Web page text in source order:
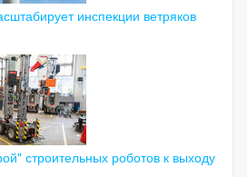
инспекции ветряков
строительных роботов к выходу